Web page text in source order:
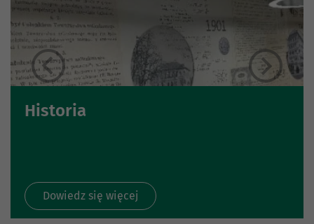
Historia
Dowiedz się więcej